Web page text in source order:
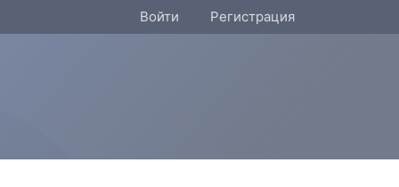
Войти Регистрация